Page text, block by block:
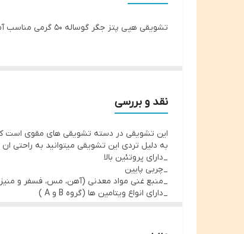
تشویقی هپی پتز جگر گوساله ۵۰ گرمی مناسب آموزش و تقویت کننده بدن
نقد و بررسی
این تشویقی در دسته تشویقی های مقوی است که
به دلیل تردی این تشویقی میتوانید به راحتی
_دارای پروتئین بالا
_چربی پایین
_منبع غنی مواد معدنی (آهن، مس، فسفر و
_دارای انواع ویتامین ها (گروه B و A )